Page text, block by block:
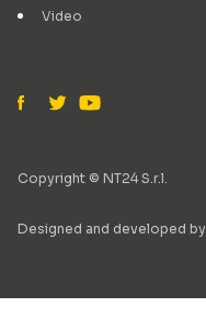
Video
Copyright © NT24 S.r.l.
Designed and developed by